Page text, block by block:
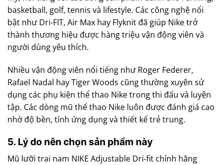
basketball, golf, tennis và lifestyle. Các công nghệ nổi
bật như Dri-FIT, Air Max hay Flyknit đã giúp Nike trở
thành thương hiệu được hàng triệu vận động viên và
người dùng yêu thích.
Nhiều vận động viên nổi tiếng như Roger Federer,
Rafael Nadal hay Tiger Woods cũng thường xuyên sử
dụng các phụ kiện thể thao Nike trong thi đấu và luyện
tập. Các dòng mũ thể thao Nike luôn được đánh giá cao
nhờ độ bền, tính ứng dụng và thiết kế trẻ trung.
5. Lý do nên chọn sản phẩm này
Mũ lưỡi trai nam NIKE Adjustable Dri-fit chính hãng